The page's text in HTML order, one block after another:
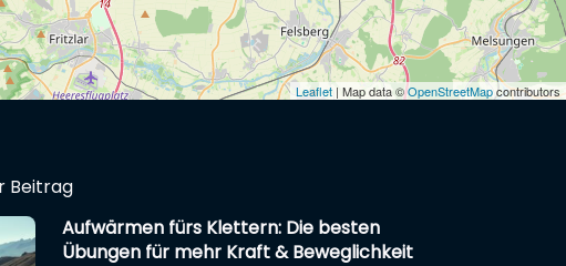
Leaflet | Map data ©OpenStreetMapcontributors
Beitrag
Aufwärmen fürs Klettern: Die besten
Übungen für mehr Kraft & Beweglichkeit